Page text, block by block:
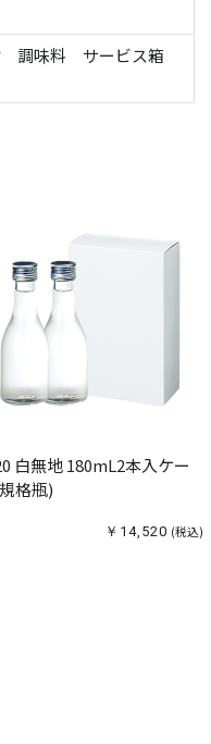
調味料 サービス箱
白無地 180mL2本入ケー
格瓶)
￥14,520 (税込)